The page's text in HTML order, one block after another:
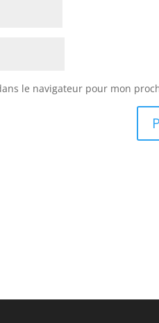
le navigateur pour mon